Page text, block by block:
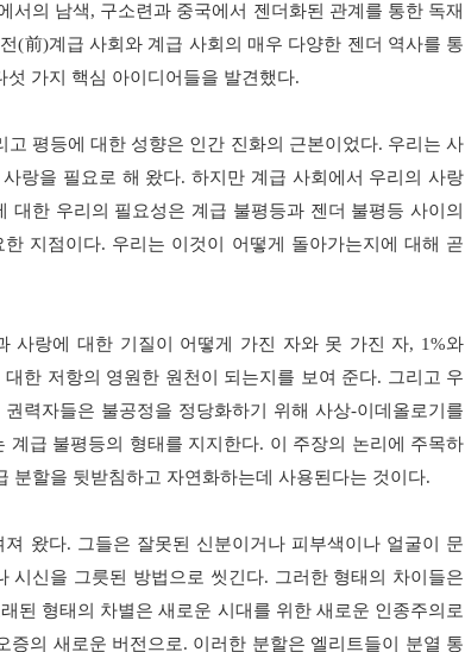
서의 남색, 구소련과 중국에서 젠더화된 관계를 통한 독재
(前)계급 사회와 계급 사회의 매우 다양한 젠더 역사를 통
가지 핵심 아이디어들을 발견했다.
고 평등에 대한 성향은 인간 진화의 근본이었다. 우리는 사
랑을 필요로 해 왔다.하지만 계급 사회에서 우리의 사랑
대한 우리의 필요성은 계급 불평등과 젠더 불평등 사이의
한 지점이다. 우리는 이것이 어떻게 돌아가는지에 대해 곧
사랑에 대한 기질이 어떻게 가진 자와 못 가진 자, 1%와
한 저항의 영원한 원천이 되는지를 보여 준다. 그리고 우
력자들은 불공정을 정당화하기 위해 사상-이데올로기를
계급 불평등의 형태를 지지한다. 이 주장의 논리에 주목하
분할을 뒷받침하고 자연화하는데 사용된다는 것이다.
져 왔다. 그들은 잘못된 신분이거나 피부색이나 얼굴이 문
시신을 그릇된 방법으로 씻긴다. 그러한 형태의 차이들은
된 형태의 차별은 새로운 시대를 위한 새로운 인종주의로
증의 새로운 버전으로. 이러한 분할은 엘리트들이 분열 통